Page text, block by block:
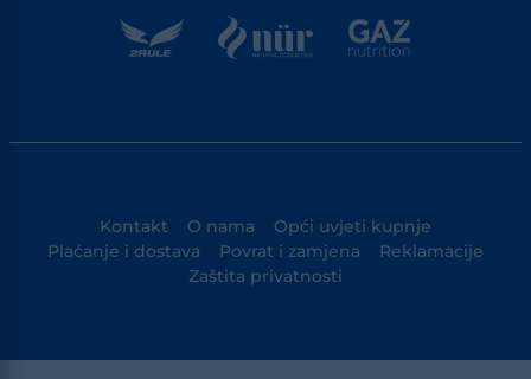
Kontakt O nama
Opći uvjeti kupnje
Plaćanje i dostava
Povrat i zamjena
Reklamacije
Zaštita privatnosti